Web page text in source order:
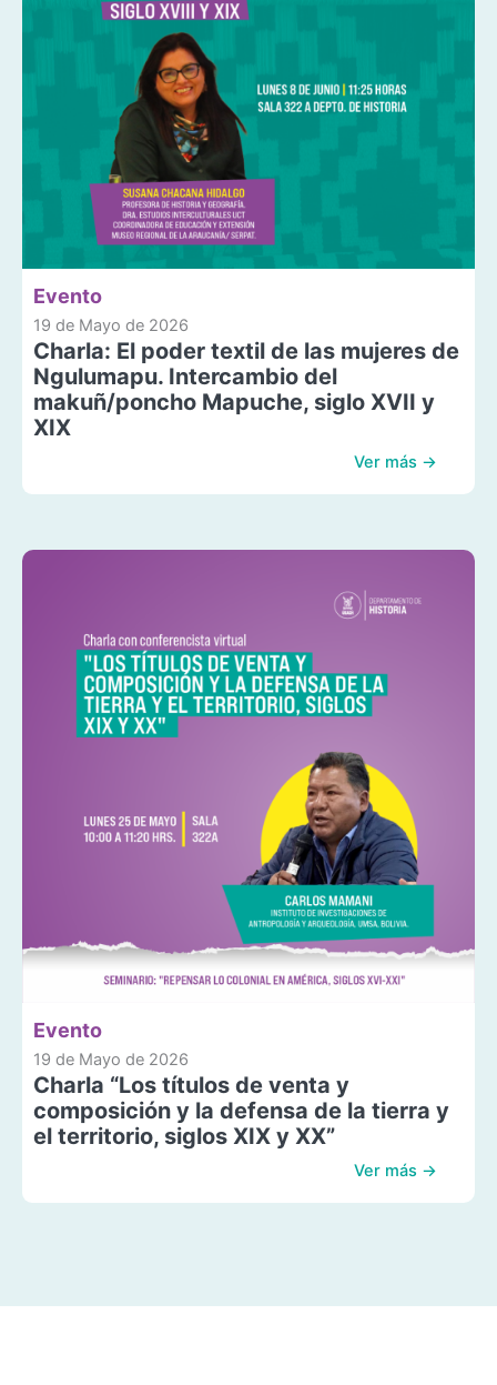
Evento
19 de Mayo de 2026
Charla: El poder textil de las mujeres de
Ngulumapu. Intercambio del
makuñ/poncho Mapuche, siglo XVII y
XIX
Ver más →
Evento
19 de Mayo de 2026
Charla “Los títulos de venta y
composición y la defensa de la tierra y
el territorio, siglos XIX y XX”
Ver más →